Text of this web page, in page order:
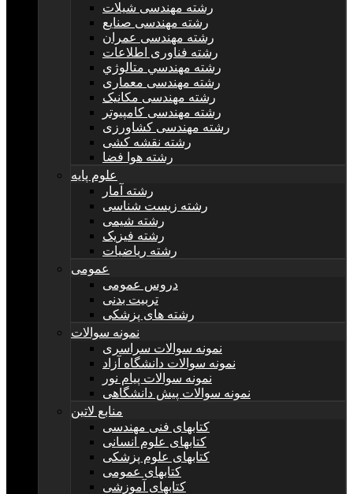
رشته مهندسی شیلات
رشته مهندسی صنایع
رشته مهندسی عمران
رشته فناوری اطلاعات
رشته مهندسي متالوژي
رشته مهندسی معماری
رشته مهندسی مکانیک
رشته مهندسی کامپیوتر
رشته مهندسی کشاورزی
رشته نقشه کشی
رشته هوا فضا
علوم پایه
رشته آمار
رشته زیست شناسی
رشته شیمی
رشته فیزیک
رشته ریاضیات
عمومی
دروس عمومی
تربیت بدنی
رشته های پزشکی
نمونه سوالات
نمونه سوالات سراسری
نمونه سوالات دانشگاه آزاد
نمونه سوالات پیام نور
نمونه سوالات پیش دانشگاهی
منابع لاتین
کتابهای فنی مهندسی
کتابهای علوم انسانی
کتابهای علوم پزشکی
کتابهای عمومی
کتابهای آموزشی